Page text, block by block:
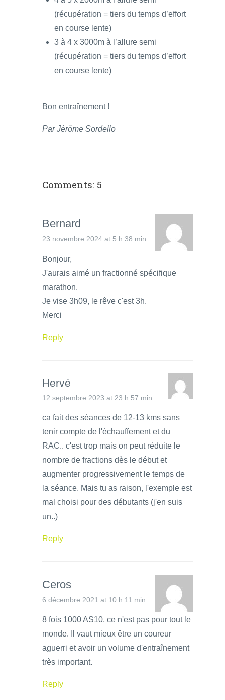
(récupération = tiers du temps d’effort
en course lente)
3 à 4 x 3000m à l’allure semi
(récupération = tiers du temps d’effort
en course lente)
Bon entraînement !
Par Jérôme Sordello
Comments: 5
Bernard
23 novembre 2024 at 5 h 38 min
Bonjour,
J'aurais aimé un fractionné spécifique
marathon.
Je vise 3h09, le rêve c'est 3h.
Merci
Reply
Hervé
12 septembre 2023 at 23 h 57 min
ca fait des séances de 12-13 kms sans
tenir compte de l'échauffement et du
RAC.. c'est trop mais on peut réduite le
nombre de fractions dès le début et
augmenter progressivement le temps de
la séance. Mais tu as raison, l'exemple est
mal choisi pour des débutants (j'en suis
un..)
Reply
Ceros
6 décembre 2021 at 10 h 11 min
8 fois 1000 AS10, ce n'est pas pour tout le
monde. Il vaut mieux être un coureur
aguerri et avoir un volume d'entraînement
très important.
Reply